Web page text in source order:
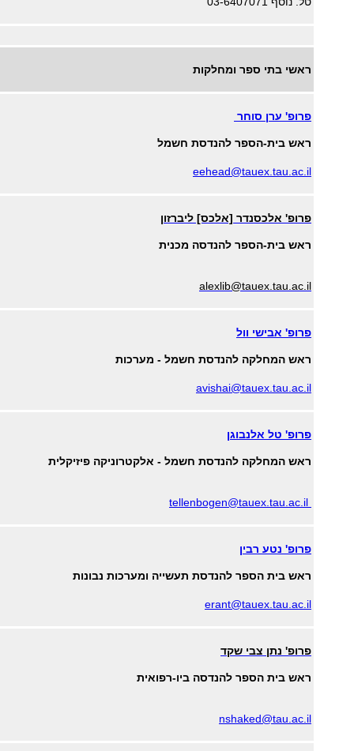
ראשי בתי ספר ומחלקות
פרופ' ערן סוחר
ראש בית-הספר להנדסת חשמל
eehead@tauex.tau.ac.il
פרופ' אלכסנדר [אלכס] ליברזון
ראש בית-הספר להנדסה מכנית
alexlib@tauex.tau.ac.il
פרופ' אבישי וול
ראש המחלקה להנדסת חשמל - מערכות
avishai@tauex.tau.ac.il
פרופ' טל אלנבוגן
ראש המחלקה להנדסת חשמל - אלקטרוניקה פיזיקלית
פרופ' נטע רבין
ראש בית הספר להנדסת תעשייה ומערכות נבונות
erant@tauex.tau.ac.il
פרופ' נתן צבי שקד
ראש בית הספר להנדסה ביו-רפואית
nshaked@tau.ac.il